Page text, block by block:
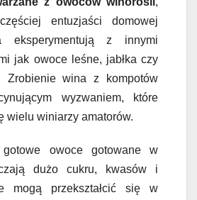
entuzjaści domowej
eksperymentują z innymi
jak owoce leśne, jabłka czy
Zrobienie wina z kompotów
wyzwaniem, które
wielu winiarzy amatorów.
gotowe owoce gotowane w
dużo cukru, kwasów i
mogą przekształcić się w